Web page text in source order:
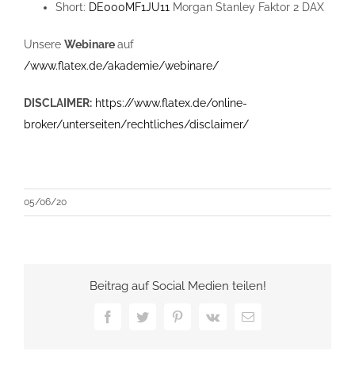
Short: DE000MF1JU11 Morgan Stanley Faktor 2 DAX
Unsere Webinareauf
/www.flatex.de/akademie/webinare/
DISCLAIMER: https://www.flatex.de/online-
broker/unterseiten/rechtliches/disclaimer/
05/06/20
Beitrag auf Social Medien teilen!
FacebookTwitterPinterest
Vk
E-